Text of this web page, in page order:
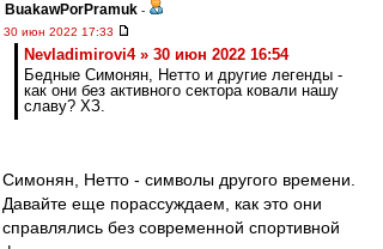
BuakawPorPramuk -
30 июн 2022 17:33
Nevladimirovi4 » 30 июн 2022 16:54
Бедные Симонян, Нетто и другие легенды -
как они без активного сектора ковали нашу
славу? ХЗ.
Симонян, Нетто - символы другого времени.
Давайте еще порассуждаем, как это они
справлялись без современной спортивной